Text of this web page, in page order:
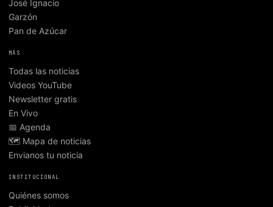
José Ignacio
Garzón
Pan de Azúcar
MÁS
Todas las noticias
Videos YouTube
Newsletter gratis
En Vivo
📅 Agenda
🗺️ Mapa de noticias
Envianos tu noticia
INSTITUCIONAL
Quiénes somos